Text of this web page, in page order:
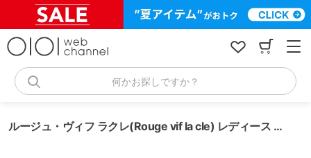
何かお探しですか？
ルージュ・ヴィフ ラクレ(Rouge vif la cle) レディース その他帽子